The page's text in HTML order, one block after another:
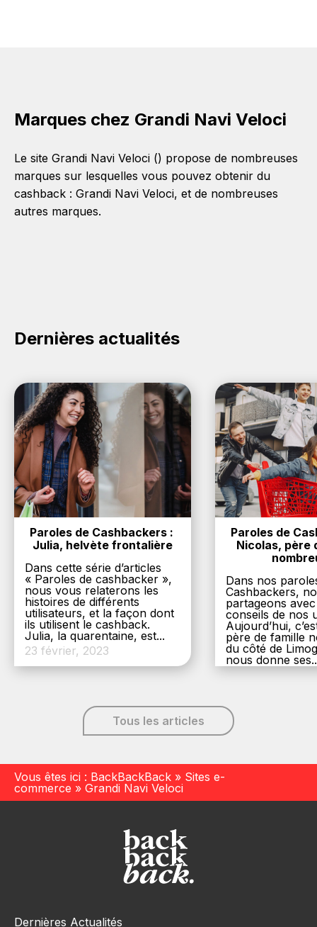
Marques chez Grandi Navi Veloci
Le site Grandi Navi Veloci () propose de nombreuses
marques sur lesquelles vous pouvez obtenir du
cashback : Grandi Navi Veloci, et de nombreuses
autres marques.
Dernières actualités
Paroles de Cashbackers :
Julia, helvète frontalière
Dans cette série d’articles
« Paroles de cashbacker »,
nous vous relaterons les
histoires de différents
utilisateurs, et la façon dont
ils utilisent le cashback.
Julia, la quarentaine, est...
23 février, 2023
Paroles de
Nicolas, père
Dans nos
Cashbackers,
partageons
conseils de nos
Aujourd’hui,
père de famille
du côté de
nous donne
Tous les articles
Vous êtes ici : BackBackBack » Sites e-
commerce » Grandi Navi Veloci
Dernières Actualités